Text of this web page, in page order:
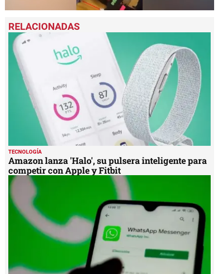
seconds
of
minutes,
37
seconds
TECNOLOGÍA
Amazon lanza 'Halo', su pulsera inteligente para
competir con Apple y Fitbit